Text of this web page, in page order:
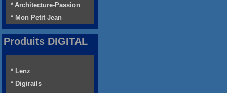
* Architecture-Passion
* Mon Petit Jean
Produits DIGITAL
* Lenz
* Digirails